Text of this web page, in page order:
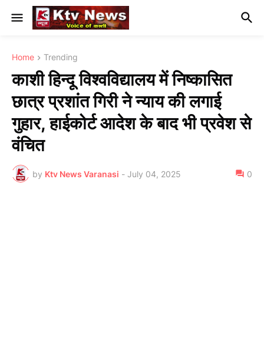
Home Trending
काशी हिन्दू विश्वविद्यालय में निष्कासित
छात्र प्रशांत गिरी ने न्याय की लगाई
गुहार, हाईकोर्ट आदेश के बाद भी प्रवेश से
वंचित
by Ktv News Varanasi - July 04, 2025 0